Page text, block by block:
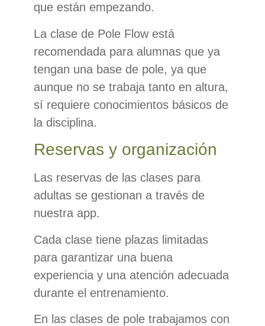
que están empezando.
La clase de Pole Flow está
recomendada para alumnas que ya
tengan una base de pole, ya que
aunque no se trabaja tanto en altura,
sí requiere conocimientos básicos de
la disciplina.
Reservas y organización
Las reservas de las clases para
adultas se gestionan a través de
nuestra app.
Cada clase tiene plazas limitadas
para garantizar una buena
experiencia y una atención adecuada
durante el entrenamiento.
En las clases de pole trabajamos con